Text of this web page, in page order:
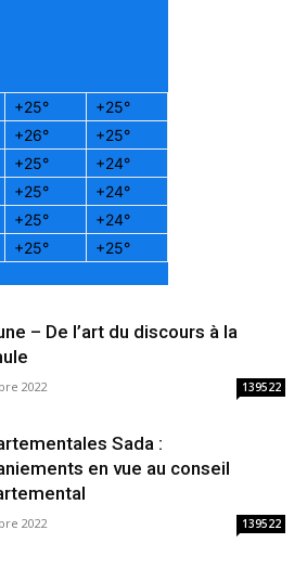
+25° +25°
+26° +25°
+25° +24°
+25° +24°
+25° +24°
+25° +25°
– De l’art du discours à la
2022 139522
Sada :
en vue au conseil
2022 139522